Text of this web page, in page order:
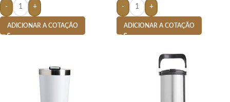
- +
ADICIONAR A COTAÇÃO
- +
ADICIONAR A COTAÇÃO